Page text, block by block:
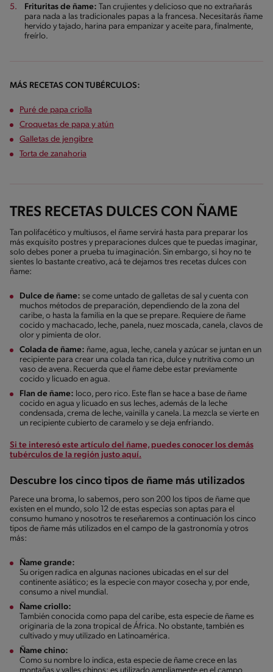
Frituritas de ñame: Tan crujientes y delicioso que no extrañarás
para nada a las tradicionales papas a la francesa. Necesitarás ñame
hervido y tajado, harina para empanizar y aceite para, finalmente,
freírlo.
MÁS RECETAS CON TUBÉRCULOS:
Puré de papa criolla
Croquetas de papa y atún
Galletas de jengibre
Torta de zanahoria
TRES RECETAS DULCES CON ÑAME
Tan polifacético y multiusos, el ñame servirá hasta para preparar los
más exquisito postres y preparaciones dulces que te puedas imaginar,
solo debes poner a prueba tu imaginación. Sin embargo, si hoy no te
sientes lo bastante creativo, acá te dejamos tres recetas dulces con
ñame:
Dulce de ñame: se come untado de galletas de sal y cuenta con
muchos métodos de preparación, dependiendo de la zona del
caribe, o hasta la familia en la que se prepare. Requiere de ñame
cocido y machacado, leche, panela, nuez moscada, canela, clavos de
olor y pimienta de olor.
Colada de ñame: ñame, agua, leche, canela y azúcar se juntan en un
recipiente para crear una colada tan rica, dulce y nutritiva como un
vaso de avena. Recuerda que el ñame debe estar previamente
cocido y licuado en agua.
Flan de ñame: loco, pero rico. Este flan se hace a base de ñame
cocido en agua y licuado en sus leches, además de la leche
condensada, crema de leche, vainilla y canela. La mezcla se vierte en
un recipiente cubierto de caramelo y se deja enfriando.
Si te interesó este artículo del ñame, puedes conocer los demás
tubérculos de la región justo aquí.
Descubre los cinco tipos de ñame más utilizados
Parece una broma, lo sabemos, pero son 200 los tipos de ñame que
existen en el mundo, solo 12 de estas especias son aptas para el
consumo humano y nosotros te reseñaremos a continuación los cinco
tipos de ñame más utilizados en el campo de la gastronomía y otros
más:
Ñame grande:
Su origen radica en algunas naciones ubicadas en el sur del
continente asiático; es la especie con mayor cosecha y, por ende,
consumo a nivel mundial.
Ñame criollo:
También conocida como papa del caribe, esta especie de ñame es
originaria de la zona tropical de África. No obstante, también es
cultivado y muy utilizado en Latinoamérica.
Ñame chino:
Como su nombre lo indica, esta especie de ñame crece en las